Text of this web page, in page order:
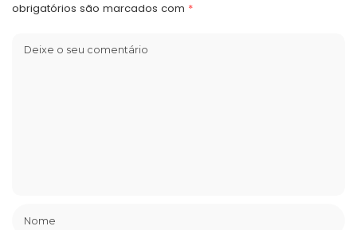
obrigatórios são marcados com *